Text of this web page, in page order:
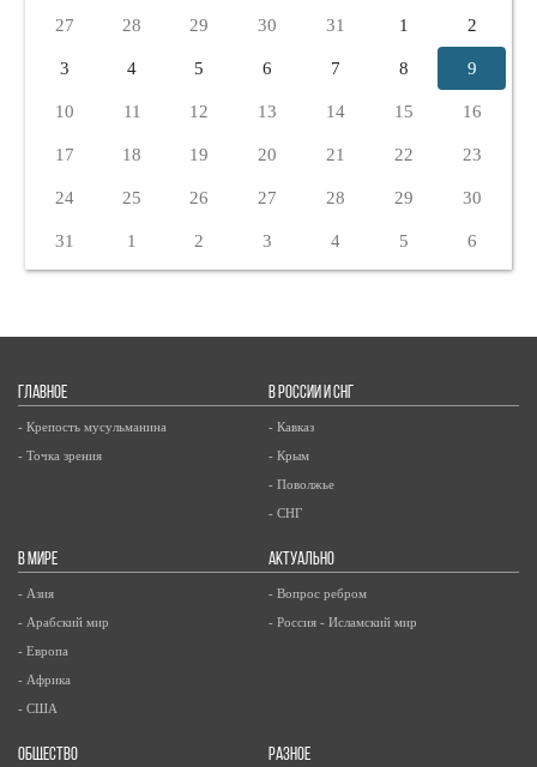
27 28 29 30 31 1 2
3 4 5 6 7 8 9
10 11 12 13 14 15 16
17 18 19 20 21 22 23
24 25 26 27 28 29 30
31 1 2 3 4 5 6
ГЛАВНОЕ
- Крепость мусульманина
- Точка зрения
В РОССИИ И СНГ
- Кавказ
- Крым
- Поволжье
- СНГ
В МИРЕ
- Азия
- Арабский мир
- Европа
- Африка
- США
АКТУАЛЬНО
- Вопрос ребром
- Россия - Исламский мир
ОБЩЕСТВО РАЗНОЕ